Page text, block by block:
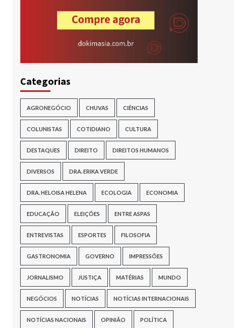
Categorias
AGRONEGÓCIO CHUVAS CIÊNCIAS
COLUNISTAS COTIDIANO CULTURA
DESTAQUES DIREITO DIREITOS HUMANOS
DIVERSOS DRA. ERIKA VERDE
DRA. HELOISA HELENA ECOLOGIA ECONOMIA
EDUCAÇÃO ELEIÇÕES ENTRE ASPAS
ENTREVISTAS ESPORTES FILOSOFIA
GASTRONOMIA GOVERNO IMPRESSÕES
JORNALISMO JUSTIÇA MATÉRIAS MUNDO
NEGÓCIOS NOTÍCIAS NOTÍCIAS INTERNACIONAIS
NOTÍCIAS NACIONAIS OPINIÃO POLÍTICA